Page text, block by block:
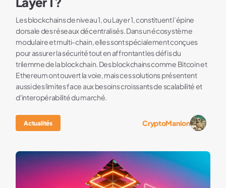
Les blockchains de niveau 1, ou Layer 1, constituent l’épine
dorsale des réseaux décentralisés. Dans un écosystème
modulaire et multi-chain, elles sont spécialement conçues
pour assurer la sécurité tout en affrontant les défis du
trilemme de la blockchain. Des blockchains comme Bitcoin et
Ethereum ont ouvert la voie, mais ces solutions présentent
aussi des limites face aux besoins croissants de scalabilité et
d'interopérabilité du marché.
Actualités CryptoManion